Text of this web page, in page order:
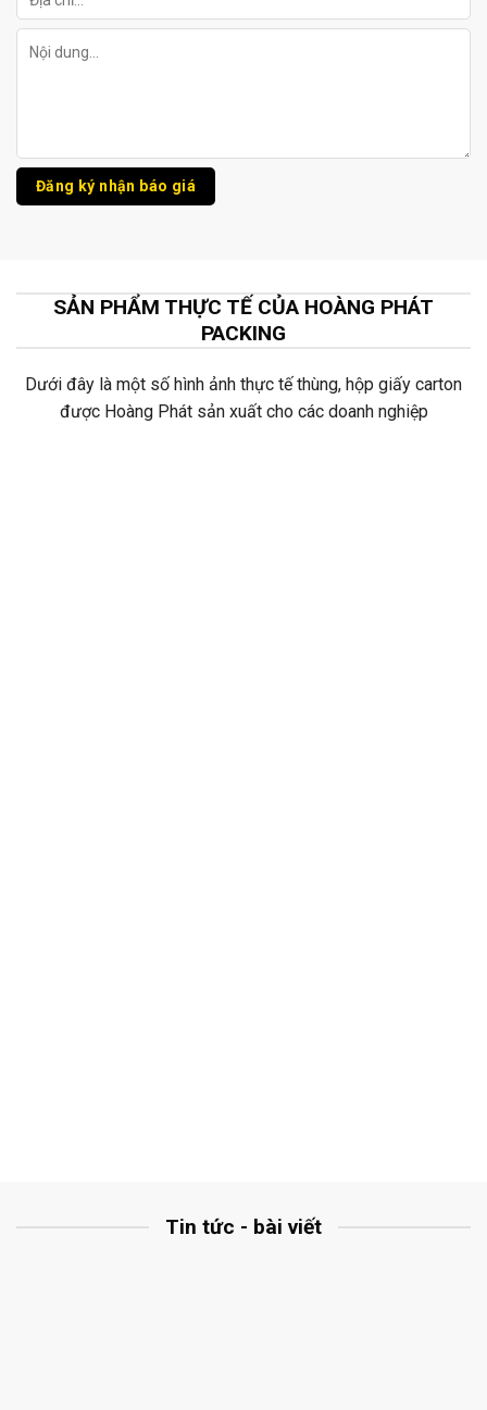
SẢN PHẨM THỰC TẾ CỦA HOÀNG PHÁT
PACKING
Dưới đây là một số hình ảnh thực tế thùng, hộp giấy carton
được Hoàng Phát sản xuất cho các doanh nghiệp
Tin tức - bài viết